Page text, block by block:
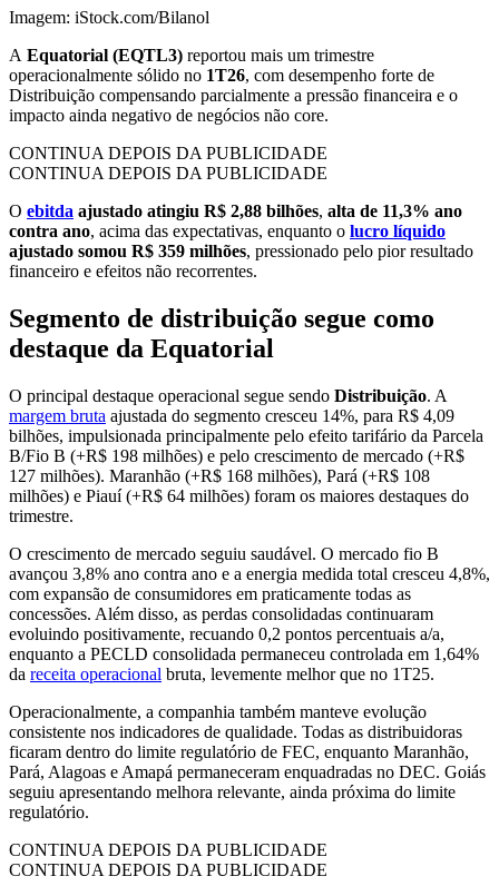
Imagem: iStock.com/Bilanol
A Equatorial (EQTL3) reportou mais um trimestre
operacionalmente sólido no 1T26, com desempenho forte de
Distribuição compensando parcialmente a pressão financeira e o
impacto ainda negativo de negócios não core.
CONTINUA DEPOIS DA PUBLICIDADE
CONTINUA DEPOIS DA PUBLICIDADE
O ebitda ajustado atingiu R$ 2,88 bilhões, alta de 11,3% ano
contra ano, acima das expectativas, enquanto o lucro líquido
ajustado somou R$ 359 milhões, pressionado pelo pior resultado
financeiro e efeitos não recorrentes.
Segmento de distribuição segue como
destaque da Equatorial
O principal destaque operacional segue sendo Distribuição. A
margem bruta ajustada do segmento cresceu 14%, para R$ 4,09
bilhões, impulsionada principalmente pelo efeito tarifário da Parcela
B/Fio B (+R$ 198 milhões) e pelo crescimento de mercado (+R$
127 milhões). Maranhão (+R$ 168 milhões), Pará (+R$ 108
milhões) e Piauí (+R$ 64 milhões) foram os maiores destaques do
trimestre.
O crescimento de mercado seguiu saudável. O mercado fio B
avançou 3,8% ano contra ano e a energia medida total cresceu 4,8%,
com expansão de consumidores em praticamente todas as
concessões. Além disso, as perdas consolidadas continuaram
evoluindo positivamente, recuando 0,2 pontos percentuais a/a,
enquanto a PECLD consolidada permaneceu controlada em 1,64%
da receita operacional bruta, levemente melhor que no 1T25.
Operacionalmente, a companhia também manteve evolução
consistente nos indicadores de qualidade. Todas as distribuidoras
ficaram dentro do limite regulatório de FEC, enquanto Maranhão,
Pará, Alagoas e Amapá permaneceram enquadradas no DEC. Goiás
seguiu apresentando melhora relevante, ainda próxima do limite
regulatório.
CONTINUA DEPOIS DA PUBLICIDADE
CONTINUA DEPOIS DA PUBLICIDADE